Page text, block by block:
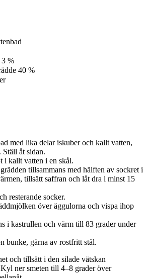
%
40 %
med lika delar iskuber och kallt vatten,
Ställ åt sidan.
i kallt vatten i en skål.
tillsammans med hälften av sockret i
tillsätt saffran och låt dra i minst 15
resterande socker.
över äggulorna och vispa ihop
i kastrullen och värm till 83 grader under
bunke, gärna av rostfritt stål.
och tillsätt i den silade vätskan
ner smeten till 4–8 grader över